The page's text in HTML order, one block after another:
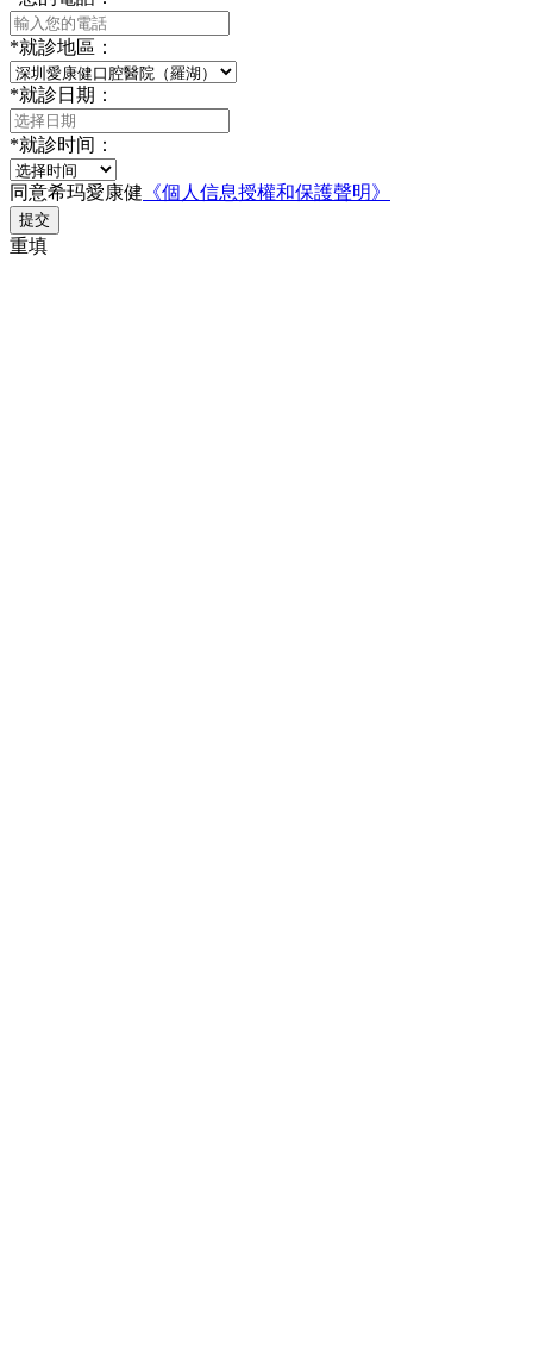
*就診地區：
*就診日期：
*就診时间：
同意希玛愛康健 《個人信息授權和保護聲明》
提交
重填